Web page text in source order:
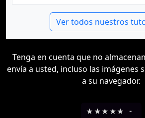
Ver todos nuestros
Tenga en cuenta que no
envía a usted, incluso las imágenes
a su navegador.
★ ★★ ★★ -